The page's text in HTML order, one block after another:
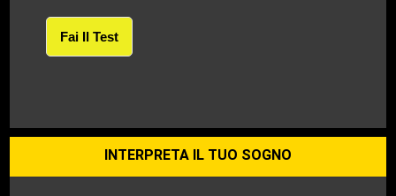
Fai Il Test
INTERPRETA IL TUO SOGNO